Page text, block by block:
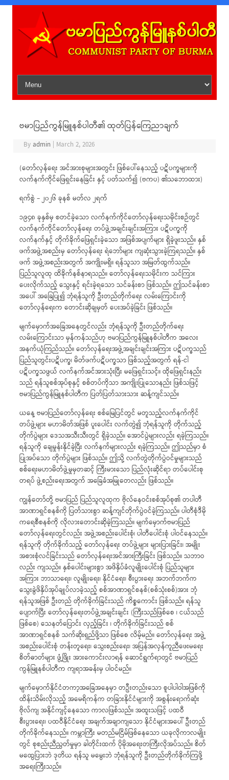
Skip to content
ဗမာပြည်ကွန်မြူနစ်ပါတီ၏ ထုတ်ပြန်ကြေညာချက်
Byadmin March 2, 2026
(တော်လှန်ရေး အင်အားစုများအတွင်း ဖြစ်ပေါ်နေသည့် ပဋိပက္ခများကို
လက်နက်ကိုင်ဖြေရှင်းနေခြင်း နှင့် ပတ်သက်၍ (ဗကပ) ၏သဘောထား)
ရက်စွဲ – ၂၀၂၆ ခုနစ် မတ်လ ၂ရက်
၁၉၄၈ ခုနှစ်မှ စတင်ခဲ့သော လက်နက်ကိုင်တော်လှန်ရေးသမိုင်းစဉ်တွင်
လက်နက်ကိုင်တော်လှန်ရေး တပ်ဖွဲ့အချင်းချင်းအကြား ပဋိပက္ခကို
လက်နက်နှင့် တိုက်ခိုက်ဖြေရှင်းခဲ့သော အဖြစ်အပျက်များ ရှိခဲ့ဖူးသည်။ နှစ်
ဖက်အဖွဲ့အစည်းမှ တော်လှန်ရေး ရဲဘော်များ ကျဆုံးသွားခဲ့ကြရသည်။ နှစ်
ဖက် အဖွဲ့အစည်းအတွက် အကျိုးမရှိ။ ရန်သူသာ အမြတ်ထွက်သည်။
ပြည်သူလူထု ထိခိုက်နစ်နာရသည်။ တော်လှန်ရေးသမိုင်းက သင်ကြား
ပေးလိုက်သည့် သွေးနှင့် ရင်းခဲ့ရသော သင်ခန်းစာ ဖြစ်သည်။ ဤသင်ခန်းစာ
အပေါ် အခြေပြု၍ ဘုံရန်သူကို ဦးတည်တိုက်ရေး လမ်းကြောင်းကို
တော်လှန်ရေးက တောင်းဆိုချမှတ် ပေးအပ်ခဲ့ခြင်း ဖြစ်သည်။
မျက်မှောက်အခြေအနေတွင်လည်း ဘုံရန်သူကို ဦးတည်တိုက်ရေး
လမ်းကြောင်းသာ မှန်ကန်သည်ဟု ဗမာပြည်ကွန်မြူနစ်ပါတီက အလေး
အနက်ယုံကြည်သည်။ တော်လှန်ရေးအဖွဲ့အချင်းချင်းအကြား ပဋိပက္ခသည်
ပြည်သူတွင်းပဋိပက္ခ၊ မိတ်ဖက်ပဋိပက္ခသာ ဖြစ်သည့်အတွက် ရန်-ငါ
ပဋိပက္ခသဖွယ် လက်နက်အင်အားသုံးပြီး မဖြေရှင်းသင့်။ ထိုဖြေရှင်းနည်း
သည် ရန်သူစစ်အုပ်စုနှင့် စစ်တပ်ကိုသာ အကျိုးပြုသောနည်း ဖြစ်သဖြင့်
ဗမာပြည်ကွန်မြူနစ်ပါတီက ပြတ်ပြတ်သားသား ဆန့်ကျင်သည်။
ယနေ့ ဗမာပြည်တော်လှန်ရေး စစ်မြေပြင်တွင် မတူသည့်လက်နက်ကိုင်
တပ်ဖွဲ့များ မဟာမိတ်အဖြစ် ပူးပေါင်း လက်တွဲ၍ ဘုံရန်သူကို တိုက်သည့်
တိုက်ပွဲများ ဒေသအသီးသီးတွင် ရှိခဲ့သည်။ အောင်ပွဲများလည်း ရခဲ့ကြသည်။
ရန်သူကို ချေမှုန်းနိုင်ခဲ့ပြီး လက်နက်များလည်း ရခဲ့ကြသည်။ ဤသည်မှာ စံ
ပြုအပ်သော တိုက်ပွဲများ ဖြစ်သည်။ ဤသို့ လက်တွဲတိုက်ပွဲဝင်မှုများသည်
စစ်ရေးမဟာမိတ်ဖွဲ့မှုမှတဆင့် ကြီးမားသော ပြည်လုံးဆိုင်ရာ တပ်ပေါင်းစု
တရပ် ဖွဲ့စည်းရေးအတွက် အခြေခံအမြုတေလည်း ဖြစ်သည်။
ကျွန်တော်တို့ ဗမာပြည် ပြည်သူလူထုက ဗိုလ်နေဝင်းစစ်အုပ်စု၏ တပါတီ
အာဏာရှင်စနစ်ကို ပြတ်သားစွာ ဆန့်ကျင်တိုက်ပွဲဝင်ခဲ့ကြသည်။ ပါတီစုံဒီမို
ကရေစီစနစ်ကို လိုလားတောင်းဆိုခဲ့ကြသည်။ မျက်မှောက်ဗမာပြည်
တော်လှန်ရေးတွင်လည်း အဖွဲ့အစည်းပေါင်းစုံ၊ ပါတီပေါင်းစုံ ပါဝင်နေသည်။
ရန်သူကို တိုက်ခိုက်သည့် တော်လှန်ရေး တပ်ဖွဲ့များ များပြားခြင်း၊ အမျိုး
အစားစုံလင်ခြင်းသည် တော်လှန်ရေးအင်အားကြီးခြင်း ဖြစ်သည်။ သဘာဝ
လည်း ကျသည်။ နှစ်ပေါင်းများစွာ အဖိနှိပ်ခံလူမျိုးပေါင်းစုံ ပြည်သူများ
အကြား ဘာသာရေး၊ လူမျိုးရေး၊ နိုင်ငံရေး၊ စီးပွားရေး အဘက်ဘက်က
သွေးခွဲဖိနှိပ်အုပ်ချုပ်လာခဲ့သည့် စစ်အာဏာရှင်စနစ်(စစ်သုံးစစ်)အား ဘုံ
ရန်သူအဖြစ် ဦးတည် တိုက်ခိုက်ခြင်းသည် ကိစ္စကောင်း ဖြစ်သည်။ ရန်သူ
ပျောက်ပြီး တော်လှန်ရေးတပ်ဖွဲ့အချင်းချင်း (ကြီးသည်ဖြစ်စေ ၊ ငယ်သည်
ဖြစ်စေ) သေနတ်ပြောင်း လှည့်ခြင်း ၊ တိုက်ခိုက်ခြင်းသည် စစ်
အာဏာရှင်စနစ် သက်ဆိုးရှည်ဖို့သာ ဖြစ်စေ လိမ့်မည်။ တော်လှန်ရေး အဖွဲ့
အစည်းပေါင်းစုံ တန်းတူရေး၊ သွေးစည်းရေး၊ အပြန်အလှန်ကူညီဖေးမရေး
စိတ်ဓာတ်များ ဖွံ့ဖြိုး အားကောင်းလာရန် ဆောင်ရွက်ရာတွင် ဗမာပြည်
ကွန်မြူနစ်ပါတီက ကျရာအခန်းမှ ပါဝင်မည်။
မျက်မှောက်နိုင်ငံတကာ့အခြေအနေမှာ တဦးတည်းသော စူပါပါဝါအဖြစ်ကို
ထိန်းသိမ်းလိုသည့် အမေရိကန်က တခြားနိုင်ငံများကို အစွန်းရောက်ဆုံး
ဗိုလ်ကျ အနိုင်ကျင့်နေသော ကာလဖြစ်သည်။ အထူးသဖြင့် ပထဝီ
စီးပွားရေး၊ ပထဝီနိုင်ငံရေး အချက်အချာကျသော နိုင်ငံများအပေါ် ဦးတည်
တိုက်ခိုက်နေသည်။ ကမ္ဘာကြီး မတည်မငြိမ်ဖြစ်နေသော ယခုလိုကာလမျိုး
တွင် စုစည်းညီညွတ်မှုမှာ ခါတိုင်းထက် ပိုမိုအရေးတကြီးလိုအပ်သည်။ စိတ်
မထွေပြားဘဲ ဒုတိယ ရန်သူ မမွေးဘဲ ဘုံရန်သူကို ဦးတည်တိုက်ခိုက်ကြဖို့
အရေးကြီးသည်။